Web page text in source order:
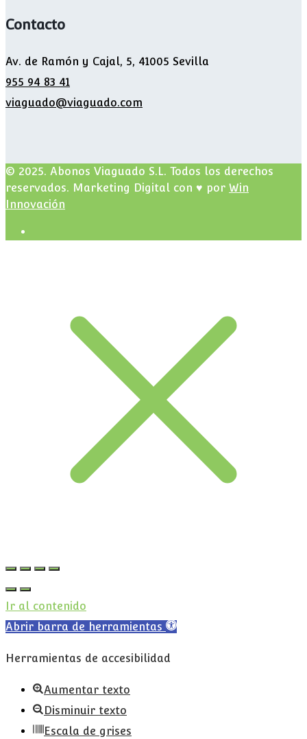
Contacto
Av. de Ramón y Cajal, 5, 41005 Sevilla
955 94 83 41
viaguado@viaguado.com
© 2025. Abonos Viaguado S.L. Todos los derechos
reservados. Marketing Digital con ♥ por Win
Innovación
Ir al contenido
Abrir barra de herramientas
Herramientas de accesibilidad
Aumentar texto
Disminuir texto
Escala de grises